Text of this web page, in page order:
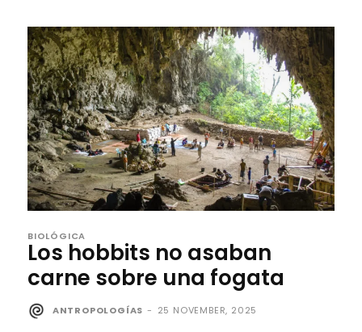
BIOLÓGICA
Los hobbits no asaban
carne sobre una fogata
ANTROPOLOGÍAS - 25 NOVEMBER, 2025